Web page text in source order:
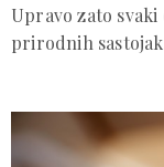
Upravo zato
prirodnih